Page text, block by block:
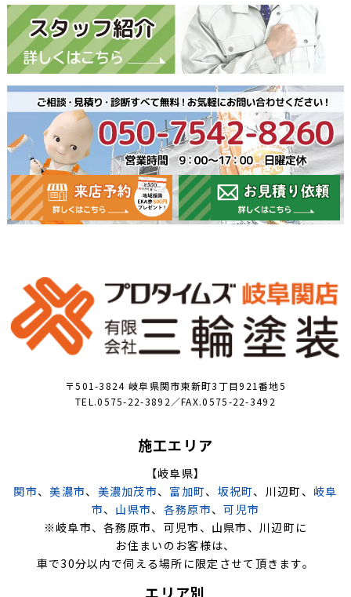
〒501-3824 岐阜県関市東新町3丁目921番地5
TEL.0575-22-3892／FAX.0575-22-3492
施工エリア
【岐阜県】
関市、美濃市、 美濃加茂市、 富加町、 坂祝町、川辺町、 岐阜
市、 山県市、 各務原市、可児市
※岐阜市、各務原市、可児市、山県市、川辺町に
お住まいのお客様は、
車で30分以内で伺える場所に限定させて頂きます。
エリア別